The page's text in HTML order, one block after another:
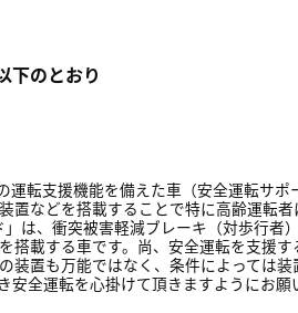
下のとおり
運転支援機能を備えた車（安全運転サポ
置などを搭載することで特に高齢運転者
は、衝突被害軽減ブレーキ（対歩行者）
搭載する車です。尚、安全運転を支援す
装置も万能ではなく、条件によっては装
安全運転を心掛けて頂きますようにお願